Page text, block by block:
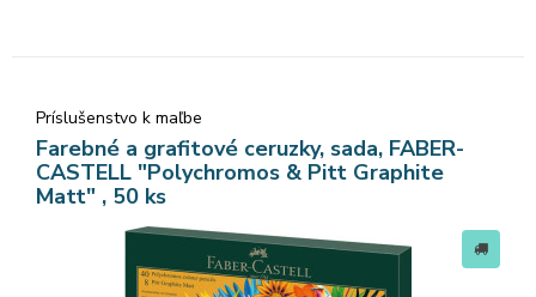
Príslušenstvo k maľbe
Farebné a grafitové ceruzky, sada, FABER-
CASTELL "Polychromos & Pitt Graphite
Matt" , 50 ks